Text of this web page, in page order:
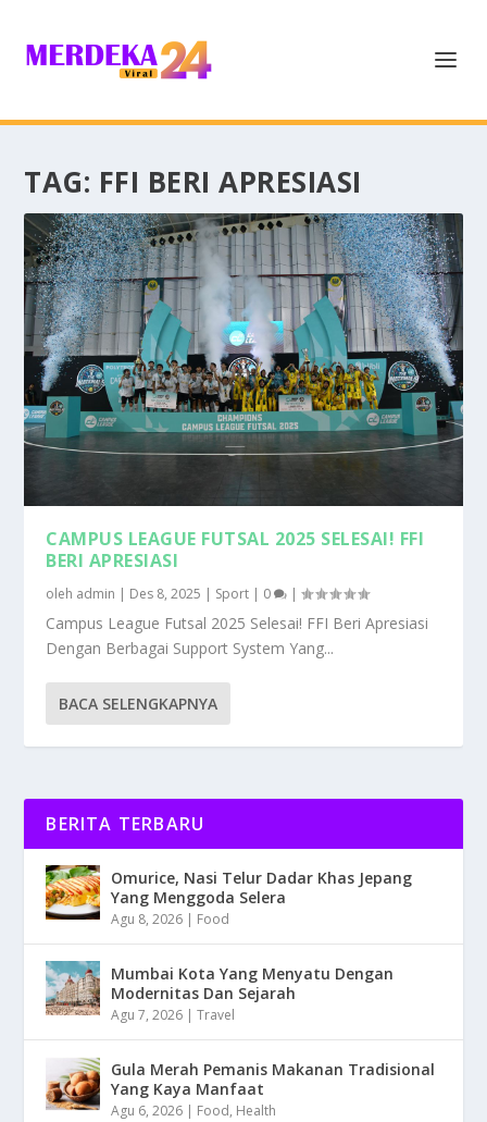
TAG: FFI BERI APRESIASI
CAMPUS LEAGUE FUTSAL 2025 SELESAI! FFI
BERI APRESIASI
oleh admin | Des 8, 2025 | Sport | 0 |
Campus League Futsal 2025 Selesai! FFI Beri Apresiasi
Dengan Berbagai Support System Yang...
BACA SELENGKAPNYA
BERITA TERBARU
Omurice, Nasi Telur Dadar Khas Jepang
Yang Menggoda Selera
Agu 8, 2026 | Food
Mumbai Kota Yang Menyatu Dengan
Modernitas Dan Sejarah
Agu 7, 2026 |Travel
Gula Merah Pemanis Makanan Tradisional
Yang Kaya Manfaat
Agu 6, 2026 | Food, Health